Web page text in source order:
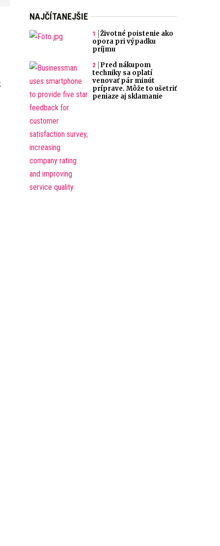
NAJČÍTANEJŠIE
Životné poistenie ako
opora pri výpadku
príjmu
Pred nákupom
techniky sa oplatí
venovať pár minút
príprave. Môže to ušetriť
peniaze aj sklamanie